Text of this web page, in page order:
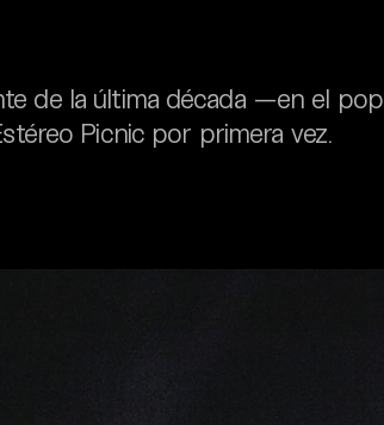
de la última década —en el pop
Picnic por primera vez.